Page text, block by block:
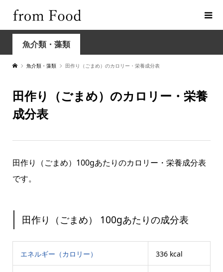
魚介類・藻類
魚介類・藻類 田作り（ごまめ）のカロリー・栄養成分表
田作り（ごまめ）のカロリー・栄養
成分表
田作り（ごまめ）100gあたりのカロリー・栄養成分表
です。
田作り（ごまめ） 100gあたりの成分表
エネルギー（カロリー） 336 kcal